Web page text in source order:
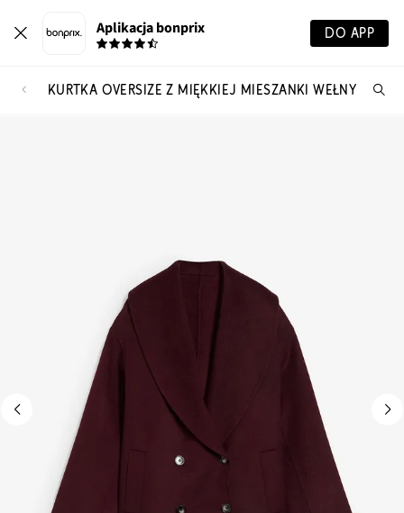
Aplikacja bonprix DO APP
KURTKA OVERSIZE Z MIĘKKIEJ MIESZANKI WEŁNY